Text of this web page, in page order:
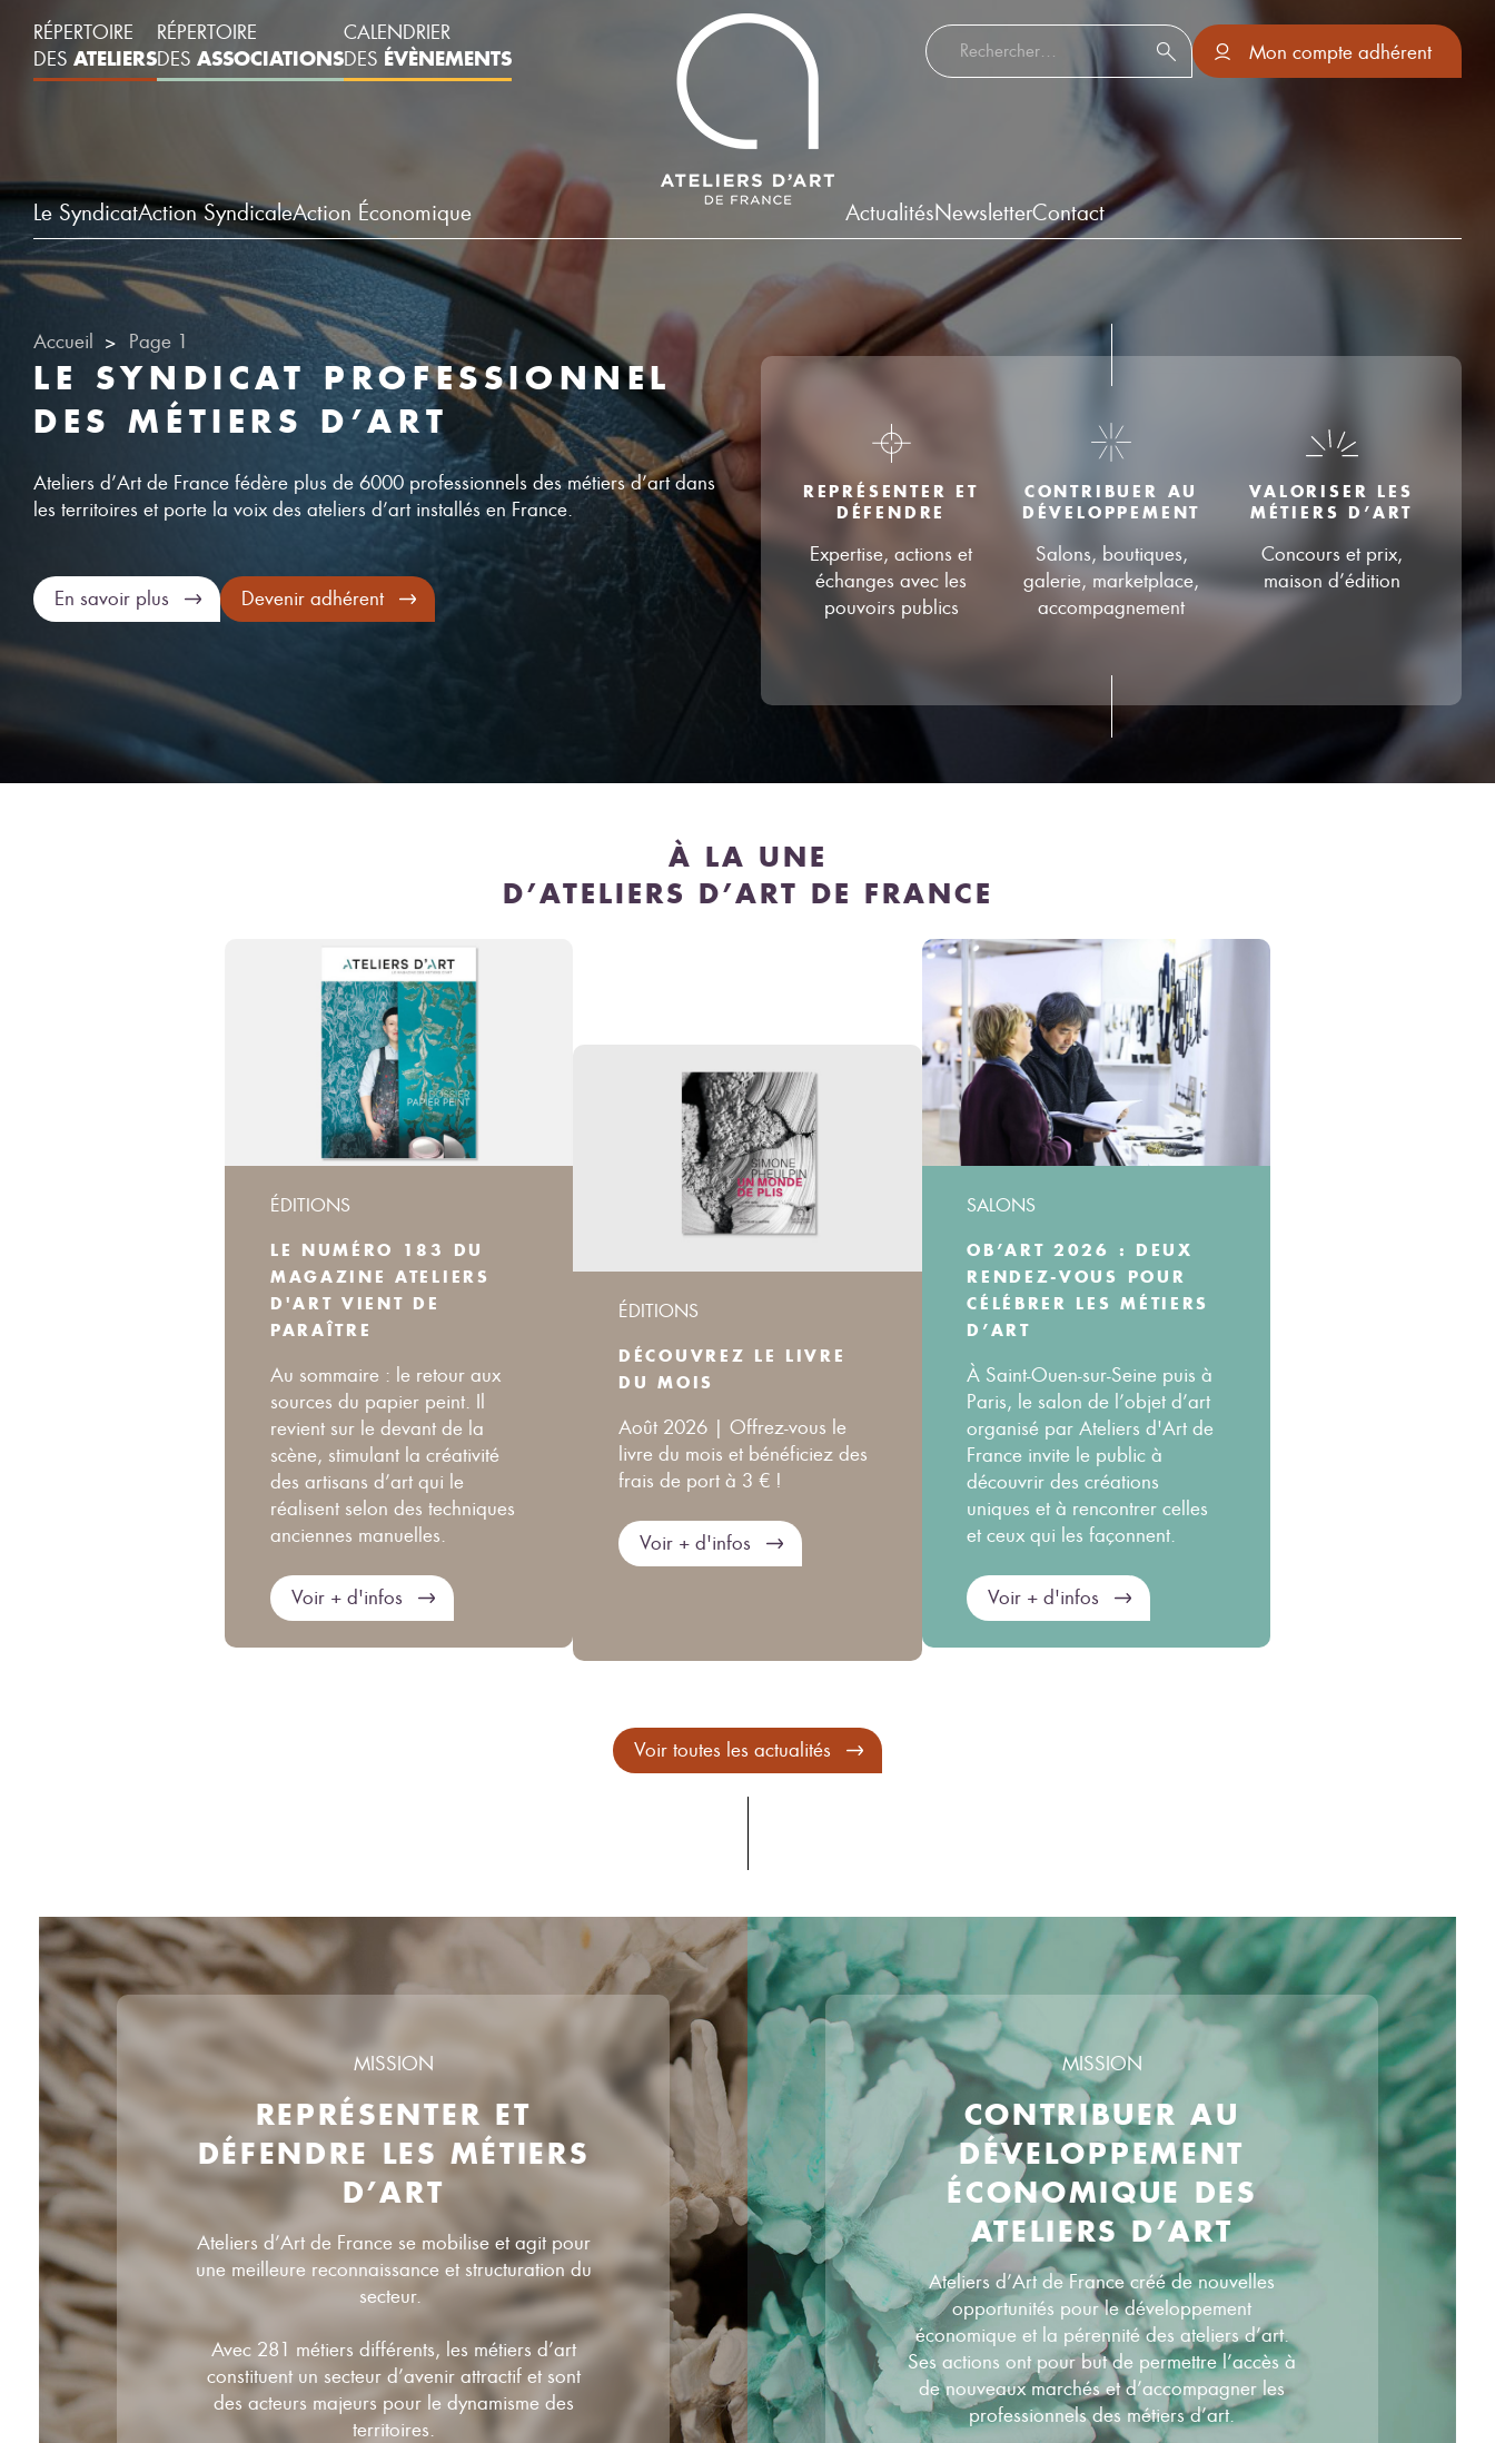
RÉPERTOIRE
DES ATELIERS
RÉPERTOIRE
DES ASSOCIATIONS
CALENDRIER
DES ÉVÈNEMENTS
Le SyndicatAction SyndicaleAction Économique
Rechercher :
Mon compte adhérent
ActualitésNewsletterContact
Accueil Page 1
LE SYNDICAT PROFESSIONNEL
DES MÉTIERS D’ART
Ateliers d’Art de France fédère plus de 6000 professionnels des métiers d’art dans
les territoires et porte la voix des ateliers d’art installés en France.
En savoir plus Devenir adhérent
REPRÉSENTER ET
DÉFENDRE
Expertise, actions et
échanges avec les
pouvoirs publics
CONTRIBUER AU
DÉVELOPPEMENT
Salons, boutiques,
galerie, marketplace,
accompagnement
VALORISER LES
MÉTIERS D’ART
Concours et prix,
maison d’édition
À LA UNE
D’ATELIERS D’ART DE FRANCE
ÉDITIONS
LE NUMÉRO 183 DU
MAGAZINE ATELIERS
D'ART VIENT DE
PARAÎTRE
Au sommaire : le retour aux
sources du papier peint. Il
revient sur le devant de la
scène, stimulant la créativité
des artisans d’art qui le
réalisent selon des techniques
anciennes manuelles.
Voir + d'infos
ÉDITIONS
DÉCOUVREZ LE LIVRE
DU MOIS
Août 2026 | Offrez-vous le
livre du mois et bénéficiez des
frais de port à 3 € !
Voir + d'infos
SALONS
OB’ART 2026 : DEUX
RENDEZ-VOUS POUR
CÉLÉBRER LES MÉTIERS
D’ART
À Saint-Ouen-sur-Seine puis à
Paris, le salon de l’objet d’art
organisé par Ateliers d'Art de
France invite le public à
découvrir des créations
uniques et à rencontrer celles
et ceux qui les façonnent.
Voir + d'infos
Voir toutes les actualités
MISSION
REPRÉSENTER ET
DÉFENDRE LES MÉTIERS
D’ART
Ateliers d’Art de France se mobilise et agit pour
une meilleure reconnaissance et structuration du
secteur.
Avec 281 métiers différents, les métiers d’art
constituent un secteur d’avenir attractif et sont
des acteurs majeurs pour le dynamisme des
territoires.
MISSION
CONTRIBUER AU
DÉVELOPPEMENT
ÉCONOMIQUE DES
ATELIERS D’ART
Ateliers d’Art de France créé de nouvelles
opportunités pour le développement
économique et la pérennité des ateliers d’art.
Ses actions ont pour but de permettre l’accès à
de nouveaux marchés et d’accompagner les
professionnels des métiers d’art.